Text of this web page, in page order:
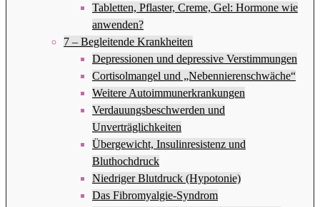
Tabletten, Pflaster, Creme, Gel: Hormone wie
anwenden?
7 – Begleitende Krankheiten
Depressionen und depressive Verstimmungen
Cortisolmangel und „Nebennierenschwäche“
Weitere Autoimmunerkrankungen
Verdauungsbeschwerden und
Unverträglichkeiten
Übergewicht, Insulinresistenz und
Bluthochdruck
Niedriger Blutdruck (Hypotonie)
Das Fibromyalgie-Syndrom